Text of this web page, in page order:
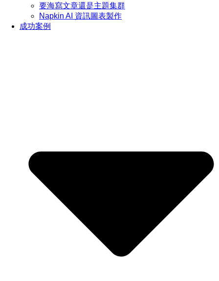
要海寫文章還是主題集群
Napkin AI 資訊圖表製作
成功案例